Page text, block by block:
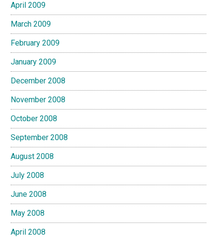
April 2009
March 2009
February 2009
January 2009
December 2008
November 2008
October 2008
September 2008
August 2008
July 2008
June 2008
May 2008
April 2008